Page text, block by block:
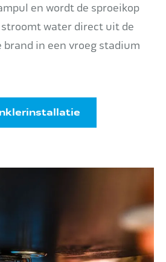
en wordt de sproeikop
water direct uit de
brand in een vroeg stadium